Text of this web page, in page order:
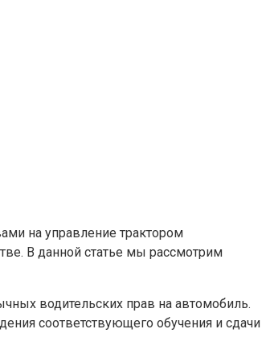
на управление трактором
В данной статье мы рассмотрим
водительских прав на автомобиль.
соответствующего обучения и сдачи